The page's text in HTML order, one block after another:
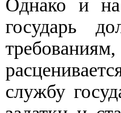
Однако и
государь
службу